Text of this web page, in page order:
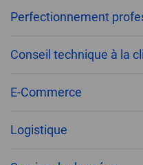
Perfectionnement
Conseil technique à la
E-Commerce
Logistique